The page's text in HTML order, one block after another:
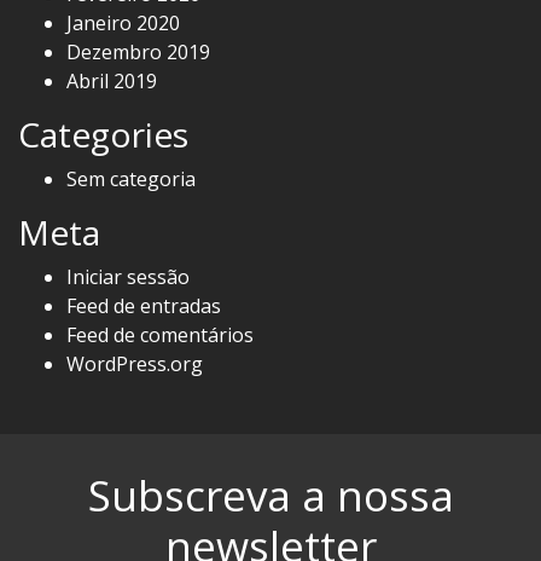
Janeiro 2020
Dezembro 2019
Abril 2019
Categories
Sem categoria
Meta
Iniciar sessão
Feed de entradas
Feed de comentários
WordPress.org
Subscreva a nossa
newsletter